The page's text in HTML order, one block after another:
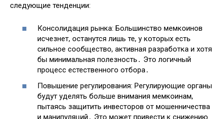
следующие тенденции:
Консолидация рынка: Большинство мемкоинов
исчезнет, останутся лишь те, у которых есть
сильное сообщество, активная разработка и хотя
бы минимальная полезность․ Это логичный
процесс естественного отбора․
Повышение регулирования: Регулирующие органы
будут уделять больше внимания мемкоинам,
пытаясь защитить инвесторов от мошенничества
и манипуляций․ Это может привести к снижению